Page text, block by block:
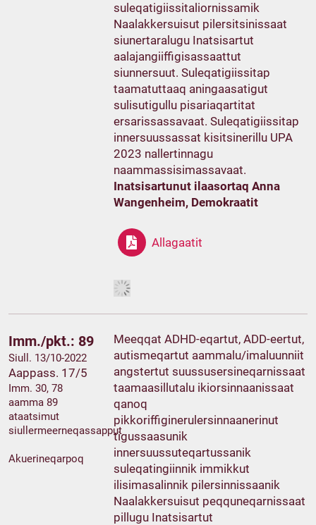
suleqatigiissitaliornissamik
Naalakkersuisut pilersitsinissaat
siunertaralugu Inatsisartut
aalajangiiffigisassaattut
siunnersuut. Suleqatigiissitap
taamatuttaaq aningaasatigut
sulisutigullu pisariaqartitat
ersarissassavaat. Suleqatigiissitap
innersuussassat kisitsinerillu UPA
2023 nallertinnagu
naammassisimassavaat.
Inatsisartunut ilaasortaq Anna
Wangenheim, Demokraatit
Allagaatit
Imm./pkt.: 89
Siull. 13/10-2022
Aappass. 17/5
Imm. 30, 78
aamma 89
ataatsimut
siullermeerneqassapput
Akuerineqarpoq
Meeqqat ADHD-eqartut, ADD-eertut,
autismeqartut aammalu/imaluunniit
angstertut suussusersineqarnissaat
taamaasillutalu ikiorsinnaanissaat
qanoq
pikkoriffiginerulersinnaanerinut
tigussaasunik
innersuussuteqartussanik
suleqatingiinnik immikkut
ilisimasalinnik pilersinnissaanik
Naalakkersuisut peqquneqarnissaat
pillugu Inatsisartut